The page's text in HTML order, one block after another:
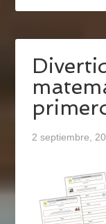
2 septiembre,